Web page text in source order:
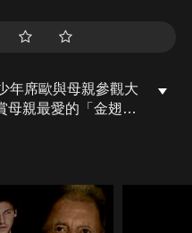
年席歐與母親參觀大
母親最愛的「金翅
他展開充滿波折的